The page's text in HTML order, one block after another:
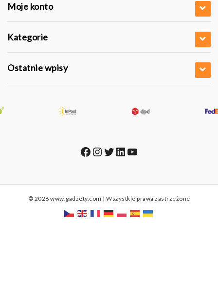
Moje konto
Kategorie
Ostatnie wpisy
Facebook
Instagram
Twitter
LinkedIn
YouTube
© 2026 www.gadzety.com | Wszystkie prawa zastrzeżone